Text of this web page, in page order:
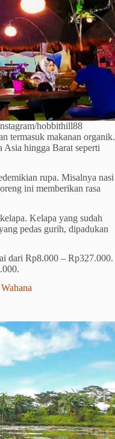
hobbithill88
termasuk makanan organik.
Asia hingga Barat seperti
rupa. Misalnya nasi
ini memberikan rasa
Kelapa yang sudah
pedas gurih, dipadukan
dari Rp8.000 – Rp327.000.